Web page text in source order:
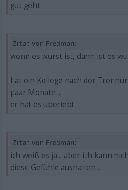
gut geht
Zitat von Fredman:
wenn es wurst ist, dann ist es
hat ein Kollege nach der
paar Monate ...
er hat es überlebt
Zitat von Fredman:
ich weiß es ja .. aber ich kann
diese Gefühle aushalten ...